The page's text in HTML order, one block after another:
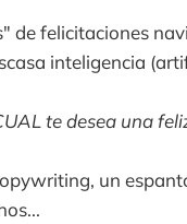
de felicitaciones
inteligencia
te desea una
un